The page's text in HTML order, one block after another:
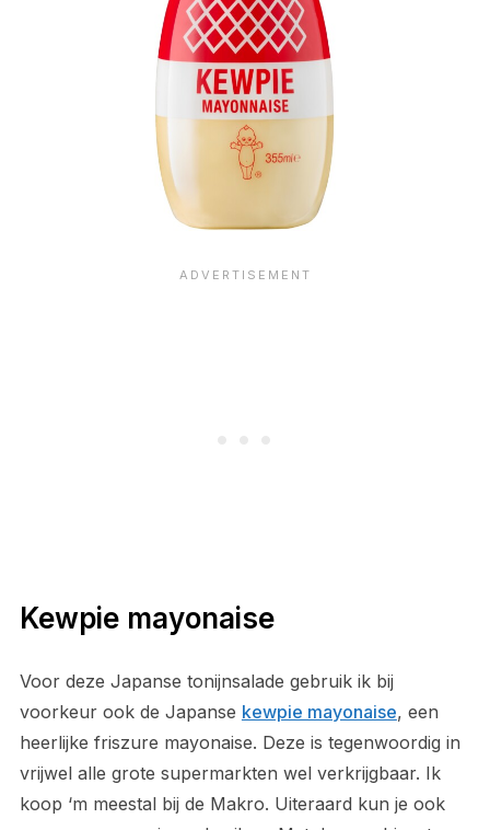
Kewpie mayonaise
Voor deze Japanse tonijnsalade gebruik ik bij
voorkeur ook de Japanse kewpie mayonaise, een
heerlijke friszure mayonaise. Deze is tegenwoordig in
vrijwel alle grote supermarkten wel verkrijgbaar. Ik
koop ‘m meestal bij de Makro. Uiteraard kun je ook